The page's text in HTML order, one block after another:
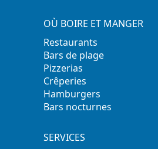
OÙ BOIRE ET MANGER
Restaurants
Bars de plage
Pizzerias
Crêperies
Hamburgers
Bars nocturnes
SERVICES